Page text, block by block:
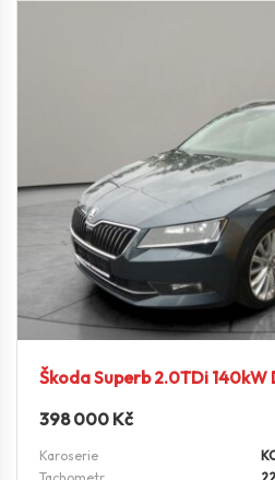
Škoda Superb 2.0TDi 140kW
398 000 Kč
Karoserie